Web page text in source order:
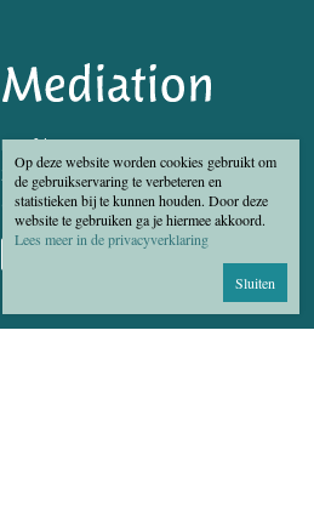
Op deze website worden cookies gebruikt om
de gebruikservaring te verbeteren en
statistieken bij te kunnen houden. Door deze
website te gebruiken ga je hiermee akkoord.
Lees meer in de privacyverklaring
Sluiten
Hoofdstraat 250
3972 LK Driebergen
06 - 5379 5525